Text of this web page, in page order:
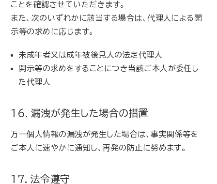
ことを確認させていただきます。
また、次のいずれかに該当する場合は、代理人による開
示等の求めに応じます。
未成年者又は成年被後見人の法定代理人
開示等の求めをすることにつき当該ご本人が委任し
た代理人
16．漏洩が発生した場合の措置
万一個人情報の漏洩が発生した場合は、事実関係等を
ご本人に速やかに通知し、再発の防止に努めます。
17．法令遵守